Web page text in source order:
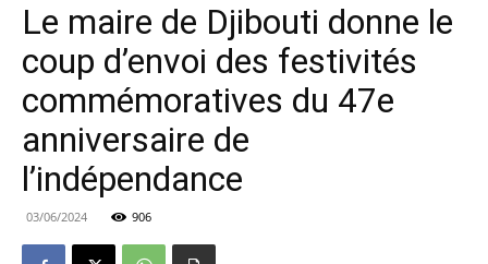
Le maire de Djibouti donne le
coup d’envoi des festivités
commémoratives du 47e
anniversaire de
l’indépendance
03/06/2024 906